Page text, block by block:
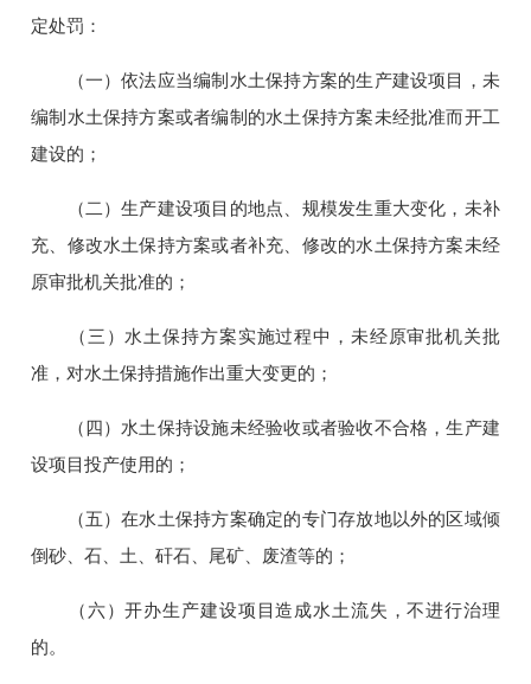
定处罚：
（一）依法应当编制水土保持方案的生产建设项目，未
编制水土保持方案或者编制的水土保持方案未经批准而开工
建设的；
（二）生产建设项目的地点、规模发生重大变化，未补
充、修改水土保持方案或者补充、修改的水土保持方案未经
原审批机关批准的；
（三）水土保持方案实施过程中，未经原审批机关批
准，对水土保持措施作出重大变更的；
（四）水土保持设施未经验收或者验收不合格，生产建
设项目投产使用的；
（五）在水土保持方案确定的专门存放地以外的区域倾
倒砂、石、土、矸石、尾矿、废渣等的；
（六）开办生产建设项目造成水土流失，不进行治理
的。